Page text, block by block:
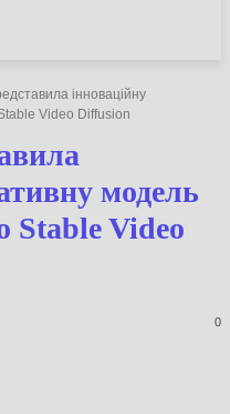
інноваційну
Video Diffusion
модель
Stable Video
0